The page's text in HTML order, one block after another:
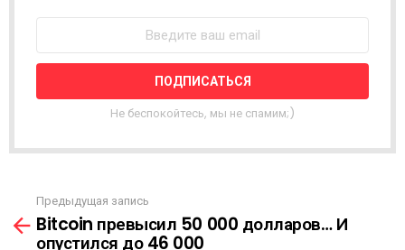
О
Т
Н
Я
А
С
Ы
Л
К
Не беспокойтесь, мы не спамим;)
м
Предыдущая запись
Bitcoin превысил 50 000 долларов… И
опустился до 46 000